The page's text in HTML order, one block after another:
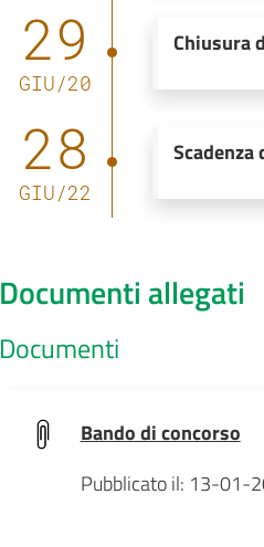
29
GIU/20
Chiusura
28
GIU/22
Documenti allegati
Documenti
Bando di concorso
Pubblicato il: 13-01-